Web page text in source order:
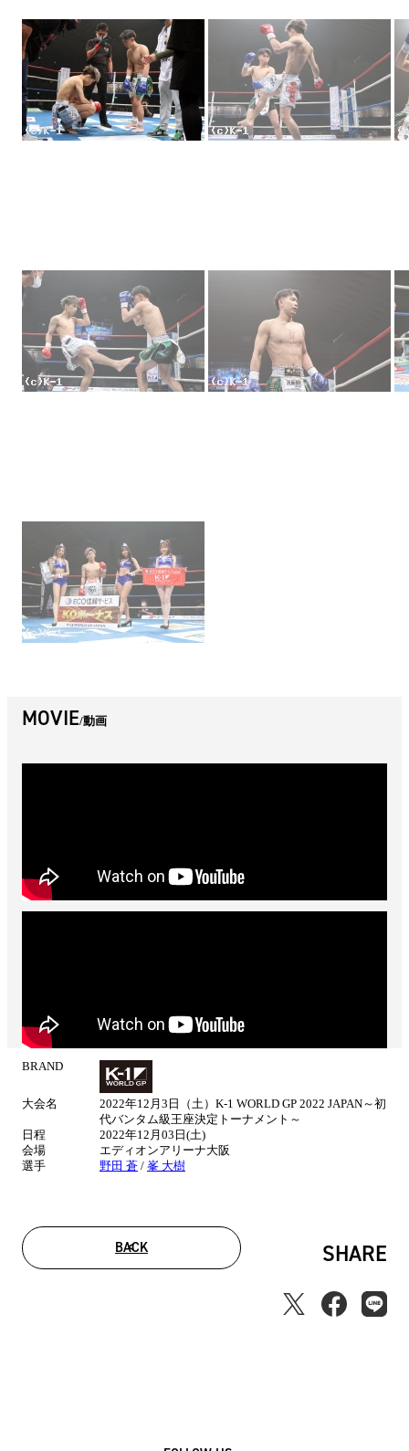
MOVIE 動画
BRAND
大会名
2022年12月3日（土）K-1 WORLD GP 2022 JAPAN～初
代バンタム級王座決定トーナメント～
日程
2022年12月03日(土)
会場
エディオンアリーナ大阪
選手
野田 蒼 / 峯 大樹
BACK SHARE